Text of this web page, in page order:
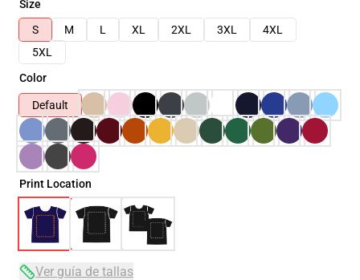
Size
S
M L XL 2XL 3XL
4XL
5XL
Color
Default
Print Location
Ver guía de tallas